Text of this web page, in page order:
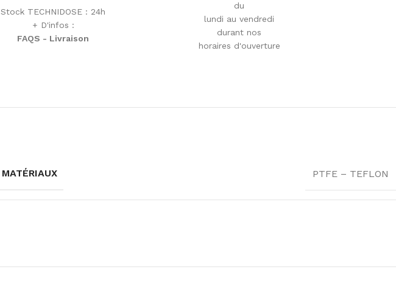
Stock TECHNIDOSE : 24h
+ D'infos :
FAQS - Livraison
du
lundi au vendredi
durant nos
horaires d'ouverture
MATÉRIAUX PTFE – TEFLON